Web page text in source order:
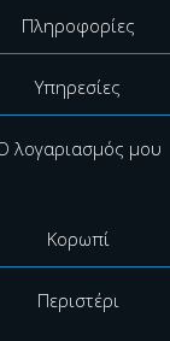
Πληροφορίες
Υπηρεσίες
λογαριασμός μου
Κορωπί
Περιστέρι